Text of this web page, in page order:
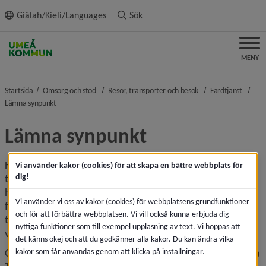
innehållet
Giälah/Kieli/Languages Sök
MENY
Startsida Omsorg och stöd nivå i brödsmulenavigeringen
Resor, transporter och besök nivå i
Färdtjänst
nivå i
Lämna synpunktnivå i brödsmulenavigeringen
Lämna synpunkt
Har du synpunkter på färdtjänst? Låt oss få veta vad du
tycker. Du kan lämna synpunkter om exempelvis specifika
händelser som har inträffat i samband med resa i
färdtjänstfordon. Det är viktigt för att kommunen och
transportörer vi har avtal med ska kunna utveckla
verksamheten.
Om du inte har tillgång till dator eller smartphone, kontakta
Vi använder kakor (cookies) för att skapa en bättre webbplats för
dig!
Vi använder vi oss av kakor (cookies) för webbplatsens grundfunktioner
och för att förbättra webbplatsen. Vi vill också kunna erbjuda dig
nyttiga funktioner som till exempel uppläsning av text. Vi hoppas att
det känns okej och att du godkänner alla kakor. Du kan ändra vilka
kakor som får användas genom att klicka på inställningar.